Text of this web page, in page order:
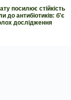
посилює стійкість
до антибіотиків: б'є
дослідження